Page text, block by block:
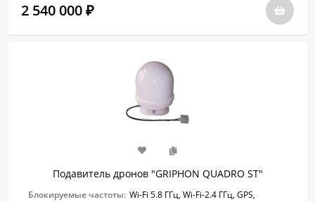
2 540 000 ₽
Подавитель дронов "GRIPHON QUADRO ST"
Блокируемые частоты: Wi-Fi 5.8 ГГц, Wi-Fi-2.4 ГГц, GPS,